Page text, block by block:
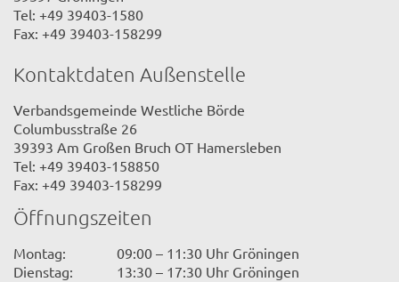
Tel: +49 39403-1580
Fax: +49 39403-158299
Kontaktdaten Außenstelle
Verbandsgemeinde Westliche Börde
Columbusstraße 26
39393 Am Großen Bruch OT Hamersleben
Tel: +49 39403-158850
Fax: +49 39403-158299
Öffnungszeiten
Montag:
09:00 – 11:30 Uhr Gröningen
Dienstag:
13:30 – 17:30 Uhr Gröningen